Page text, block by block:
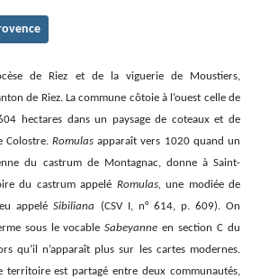
de Riez et de la viguerie de Moustiers,
de Riez. La commune côtoie à l’ouest celle de
hectares dans un paysage de coteaux et de
Colostre. Romulas apparaît vers 1020 quand un
du castrum de Montagnac, donne à Saint-
du castrum appelé Romulas, une modiée de
appeléSibiliana
(CSV I, n° 614, p. 609). On
sous le vocableSabeyanne en section C du
qu’il n’apparaît plus sur les cartes modernes.
territoire est partagé entre deux communautés,